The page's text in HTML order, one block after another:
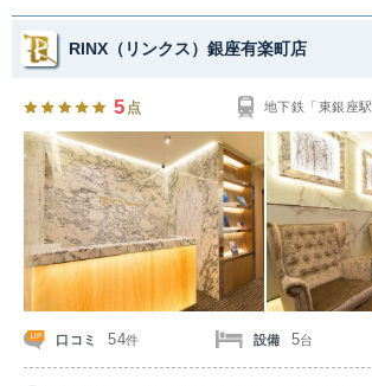
RINX（リンクス）銀座有楽町店
5 点 地下鉄「東銀座
口コミ 54件 設備 5台